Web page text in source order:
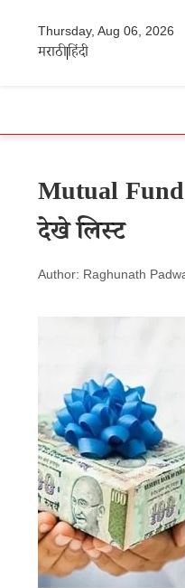
Thursday, Aug 06, 2026
मराठीहिंदी
Mutual Fund
देखे लिस्ट
Author: Raghunath